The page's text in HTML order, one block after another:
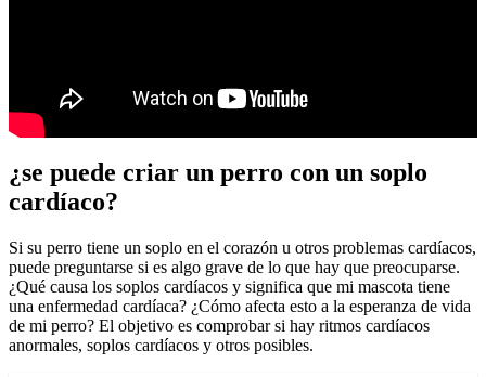
¿se puede criar un perro con un soplo
cardíaco?
Si su perro tiene un soplo en el corazón u otros problemas cardíacos,
puede preguntarse si es algo grave de lo que hay que preocuparse.
¿Qué causa los soplos cardíacos y significa que mi mascota tiene
una enfermedad cardíaca? ¿Cómo afecta esto a la esperanza de vida
de mi perro? El objetivo es comprobar si hay ritmos cardíacos
anormales, soplos cardíacos y otros posibles.